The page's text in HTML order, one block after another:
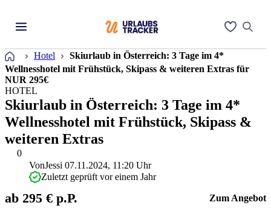
Startseite
Hotel
Skiurlaub in Österreich: 3 Tage im 4*
Wellnesshotel mit Frühstück, Skipass & weiteren Extras für
NUR 295€
0
HOTEL
Skiurlaub in Österreich: 3 Tage im 4*
Wellnesshotel mit Frühstück, Skipass &
weiteren Extras
VonJessi 07.11.2024, 11:20 Uhr
Zuletzt geprüft vor einem Jahr
ab 295 € p.P. Zum Angebot